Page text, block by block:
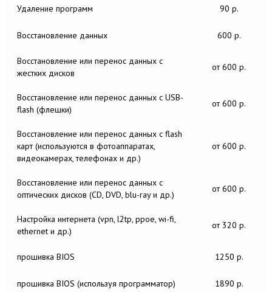
Удаление программ 90 р.
Восстановление данных 600 р.
Восстановление или перенос данных c
жестких дисков
от 600 р.
Восстановление или перенос данных c USB-
flash (флешки)
от 600 р.
Восстановление или перенос данных c flash
карт (используются в фотоаппаратах,
видеокамерах, телефонах и др.)
от 600 р.
Восстановление или перенос данных c
оптических дисков (CD, DVD, blu-ray и др.)
от 600 р.
Настройка интернета (vpn, l2tp, ppoe, wi-fi,
ethernet и др.)
от 320 р.
прошивка BIOS 1250 р.
прошивка BIOS (используя программатор) 1890 р.